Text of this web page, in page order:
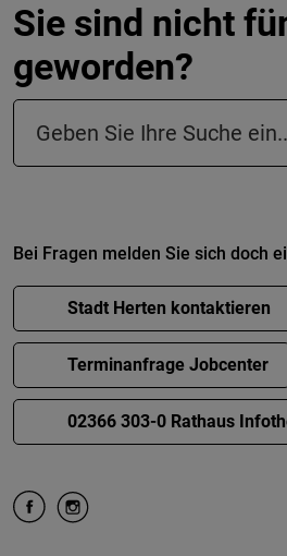
Sie sind nicht
geworden?
Suchfeld in der Fußzeile
Bei Fragen melden Sie sich doch
Stadt Herten kontaktieren
Terminanfrage Jobcenter
02366 303-0 Rathaus